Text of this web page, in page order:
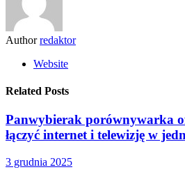
Author redaktor
Website
Related Posts
Panwybierak porównywarka
łączyć internet i telewizję w
3 grudnia 2025